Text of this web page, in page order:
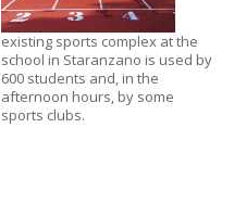
existing sports complex at the
school in Staranzano is used by
600 students and, in the
afternoon hours, by some
sports clubs.